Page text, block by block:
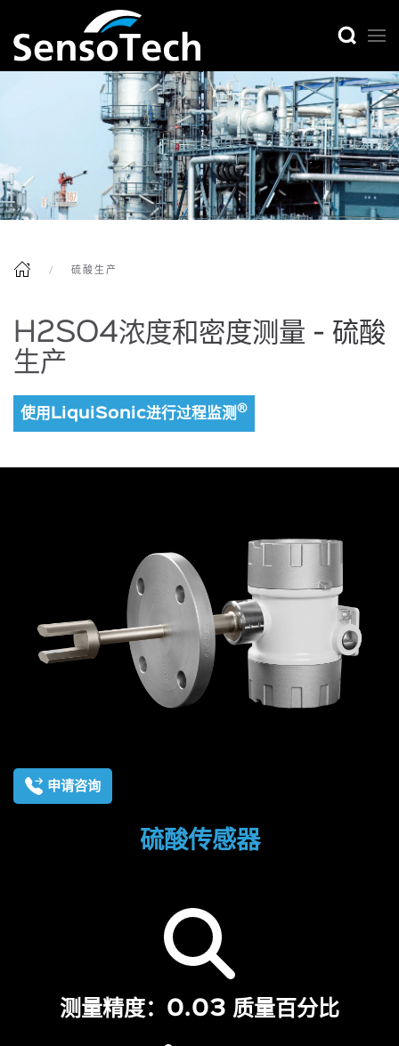
硫酸生产
H2SO4浓度和密度测量 - 硫酸
生产
使用LiquiSonic进行过程监测 ®
申请咨询
硫酸传感器
测量精度：0.03 质量百分比